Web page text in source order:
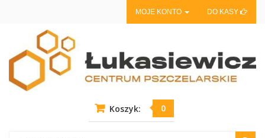
MOJE KONTO DO KASY
Koszyk: 0